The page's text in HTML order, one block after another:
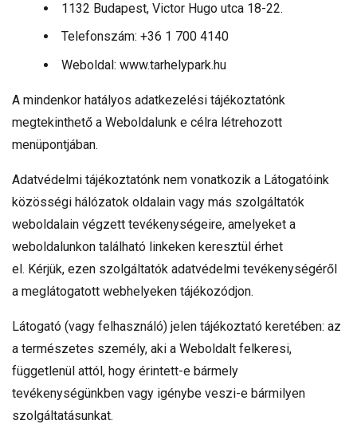
1132 Budapest, Victor Hugo utca 18-22.
Telefonszám: +36 1 700 4140
Weboldal: www.tarhelypark.hu
A mindenkor hatályos adatkezelési tájékoztatónk
megtekinthető a Weboldalunk e célra létrehozott
menüpontjában.
Adatvédelmi tájékoztatónk nem vonatkozik a Látogatóink
közösségi hálózatok oldalain vagy más szolgáltatók
weboldalain végzett tevékenységeire, amelyeket a
weboldalunkon található linkeken keresztül érhet
el. Kérjük, ezen szolgáltatók adatvédelmi tevékenységéről
a meglátogatott webhelyeken tájékozódjon.
Látogató (vagy felhasználó) jelen tájékoztató keretében: az
a természetes személy, aki a Weboldalt felkeresi,
függetlenül attól, hogy érintett-e bármely
tevékenységünkben vagy igénybe veszi-e bármilyen
szolgáltatásunkat.